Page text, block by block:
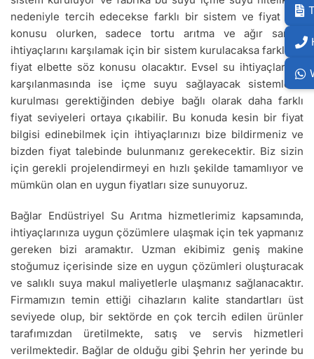
nedeniyle tercih edecekse farklı bir sistem ve fiyat söz
konusu olurken, sadece tortu arıtma ve ağır sanayi
ihtiyaçlarını karşılamak için bir sistem kurulacaksa farklı bir
fiyat elbette söz konusu olacaktır. Evsel su ihtiyaçlarının
karşılanmasında ise içme suyu sağlayacak sistemlerin
kurulması gerektiğinden debiye bağlı olarak daha farklı
fiyat seviyeleri ortaya çıkabilir. Bu konuda kesin bir fiyat
bilgisi edinebilmek için ihtiyaçlarınızı bize bildirmeniz ve
bizden fiyat talebinde bulunmanız gerekecektir. Biz sizin
için gerekli projelendirmeyi en hızlı şekilde tamamlıyor ve
mümkün olan en uygun fiyatları size sunuyoruz.
Bağlar Endüstriyel Su Arıtma hizmetlerimiz kapsamında,
ihtiyaçlarınıza uygun çözümlere ulaşmak için tek yapmanız
gereken bizi aramaktır. Uzman ekibimiz geniş makine
stoğumuz içerisinde size en uygun çözümleri oluşturacak
ve salıklı suya makul maliyetlerle ulaşmanız sağlanacaktır.
Firmamızın temin ettiği cihazların kalite standartları üst
seviyede olup, bir sektörde en çok tercih edilen ürünler
tarafımızdan üretilmekte, satış ve servis hizmetleri
verilmektedir. Bağlar de olduğu gibi Şehrin her yerinde bu